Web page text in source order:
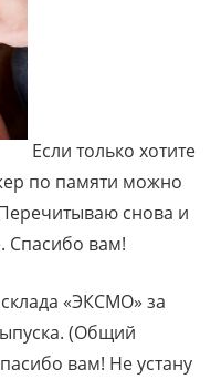
Если только хотите
по памяти можно
снова и
Спасибо вам!
«ЭКСМО» за
(Общий
вам! Не устану